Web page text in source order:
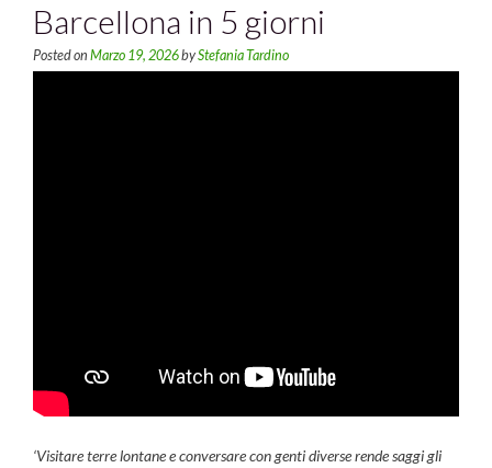
Barcellona in 5 giorni
Posted on Marzo 19, 2026byStefania Tardino
‘Visitare terre lontane e conversare con genti diverse rende saggi gli